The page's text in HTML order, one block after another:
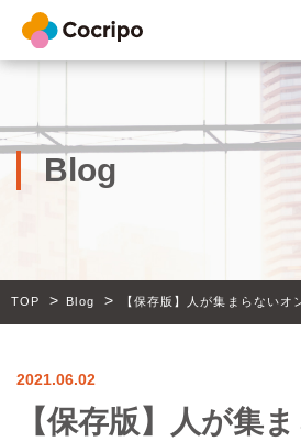
Blog
TOP > Blog > 【保存版】人が集まらない
2021.06.02
【保存版】人が集